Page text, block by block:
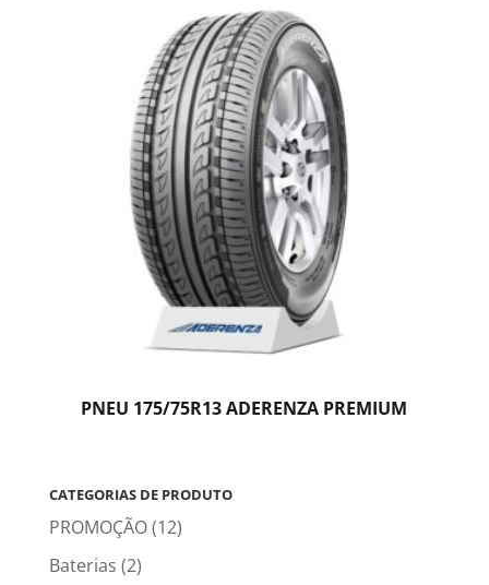
PNEU 175/75R13 ADERENZA PREMIUM
CATEGORIAS DE PRODUTO
PROMOÇÃO(12)
Baterias (2)